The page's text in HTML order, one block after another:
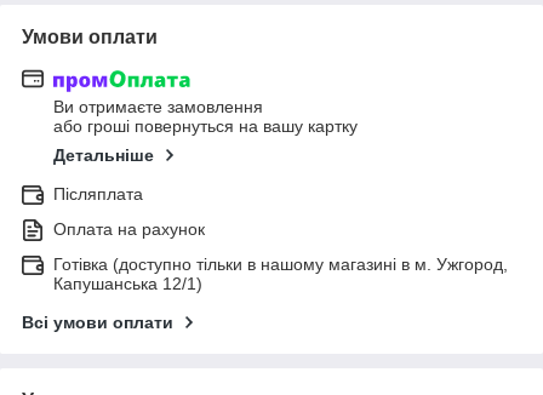
Умови оплати
Ви отримаєте замовлення
або гроші повернуться на вашу картку
Детальніше
Післяплата
Оплата на рахунок
Готівка (доступно тільки в нашому магазині в м. Ужгород,
Капушанська 12/1)
Всі умови оплати